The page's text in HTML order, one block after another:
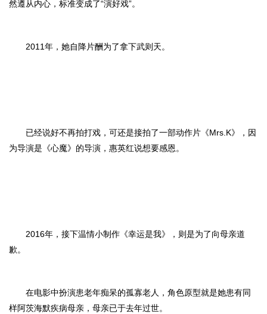
然遵从内心，标准变成了“演好戏”。
2011年，她自降片酬为了拿下武则天。
已经说好不再拍打戏，可还是接拍了一部动作片《Mrs.K》，因
为导演是《心魔》的导演，惠英红说想要感恩。
2016年，接下温情小制作《幸运是我》，则是为了向母亲道
歉。
在电影中扮演患老年痴呆的孤寡老人，角色原型就是她患有同
样阿茨海默疾病母亲，母亲已于去年过世。